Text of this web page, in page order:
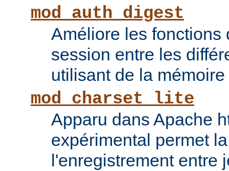
mod_auth_digest
Améliore les fonctions
session entre les
utilisant de la
mod_charset_lite
Apparu dans Apache
expérimental permet
l'enregistrement entre